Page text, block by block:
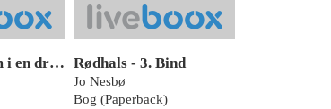
Falder frit som i en drøm - 3. Bind Rødhals - 3. Bind
Jo Nesbø
Bog (Paperback)